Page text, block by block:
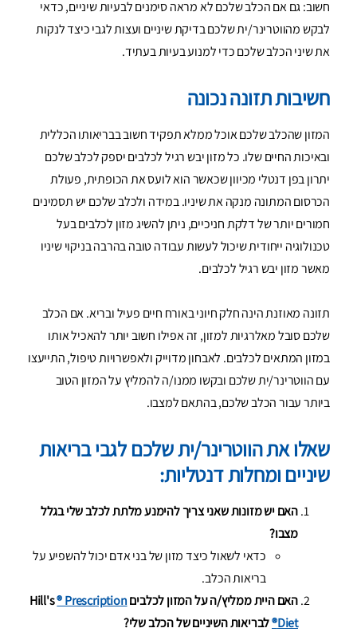
חשוב: גם אם הכלב שלכם לא מראה סימנים לבעיות שיניים, כדאי
לבקש מהווטרינר/ית שלכם בדיקת שיניים ועצות לגבי כיצד לנקות
את שיני הכלב שלכם כדי למנוע בעיות בעתיד.
חשיבות תזונה נכונה
המזון שהכלב שלכם אוכל ממלא תפקיד חשוב בבריאותו הכללית
ובאיכות החיים שלו. כל מזון יבש רגיל לכלבים יספק לכלב שלכם
יתרון בפן דנטלי מכיוון שכאשר הוא לועס את הכופתית, פעולת
הכרסום המתונה מנקה את שיניו. במידה ולכלב שלכם יש תסמינים
חמורים יותר של דלקת חניכיים, ניתן להשיג מזון לכלבים בעל
טכנולוגיה ייחודית שיכול לעשות עבודה טובה בהרבה בניקוי שיניו
מאשר מזון יבש רגיל לכלבים.
תזונה מאוזנת הינה חלק חיוני באורח חיים פעיל ובריא. אם הכלב
שלכם סובל מאלרגיות למזון, זה אפילו חשוב יותר להאכיל אותו
במזון המתאים לכלבים. לאבחון מדוייק ולאפשרויות טיפול, התייעצו
עם הווטרינר/ית שלכם ובקשו ממנו/ה להמליץ על המזון הטוב
ביותר עבור הכלב שלכם, בהתאם למצבו.
שאלו את הווטרינר/ית שלכם לגבי בריאות
שיניים ומחלות דנטליות:
האם יש מזונות שאני צריך להימנע מלתת לכלב שלי בגלל
מצבו?
כדאי לשאול כיצד מזון של בני אדם יכול להשפיע על
בריאות הכלב.
האם היית ממליץ/ה על המזון לכלבים Hill's® Prescription
Diet® לבריאות השיניים של הכלב שלי?